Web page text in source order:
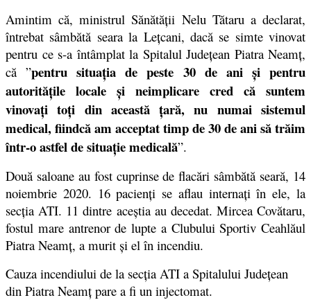
Amintim că, ministrul Sănătăţii Nelu Tătaru a declarat,
întrebat sâmbătă seara la Leţcani, dacă se simte vinovat
pentru ce s-a întâmplat la Spitalul Judeţean Piatra Neamţ,
că ”pentru situaţia de peste 30 de ani şi pentru
autorităţile locale şi neimplicare cred că suntem
vinovaţi toţi din această ţară, nu numai sistemul
medical, fiindcă am acceptat timp de 30 de ani să trăim
într-o astfel de situaţie medicală”.
Două saloane au fost cuprinse de flacări sâmbătă seară, 14
noiembrie 2020. 16 pacienţi se aflau internați în ele, la
secția ATI. 11 dintre aceștia au decedat. Mircea Covătaru,
fostul mare antrenor de lupte a Clubului Sportiv Ceahlăul
Piatra Neamț, a murit și el în incendiu.
Cauza incendiului de la secția ATI a Spitalului Județean
din Piatra Neamț pare a fi un injectomat.